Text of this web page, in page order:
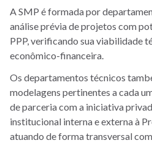
A SMP é formada por
análise prévia de projetos com
PPP, verificando sua viabilidade
econômico-financeira.
Os departamentos técnicos
modelagens pertinentes a cada
de parceria com a iniciativa
institucional interna e externa à
atuando de forma transversal